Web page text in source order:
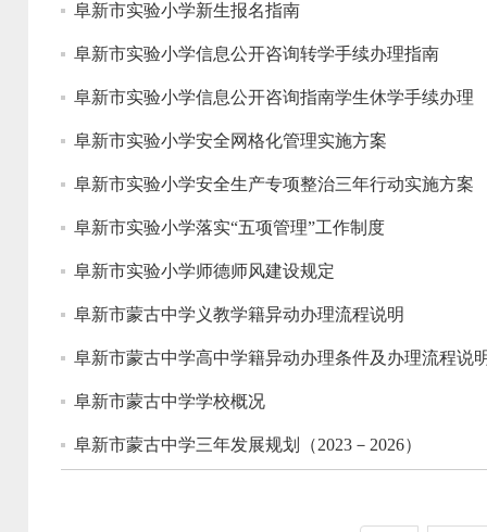
阜新市实验小学新生报名指南
阜新市实验小学信息公开咨询转学手续办理指南
阜新市实验小学信息公开咨询指南学生休学手续办理
阜新市实验小学安全网格化管理实施方案
阜新市实验小学安全生产专项整治三年行动实施方案
阜新市实验小学落实“五项管理”工作制度
阜新市实验小学师德师风建设规定
阜新市蒙古中学义教学籍异动办理流程说明
阜新市蒙古中学高中学籍异动办理条件及办理流程说
阜新市蒙古中学学校概况
阜新市蒙古中学三年发展规划（2023－2026）